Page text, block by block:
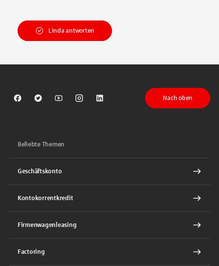
Linda antworten
Sparkasse auf Facebook
Sparkasse auf Twitter
Sparkasse auf Youtube
Sparkasse auf Instagram
Sparkasse auf LinkedIn
Nach oben
Beliebte Themen
Geschäftskonto
Kontokorrentkredit
Firmenwagenleasing
Factoring